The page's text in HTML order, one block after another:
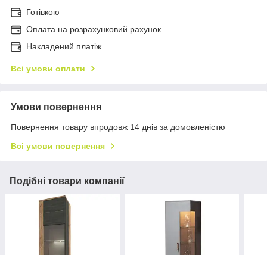
Готівкою
Оплата на розрахунковий рахунок
Накладений платіж
Всі умови оплати
Умови повернення
Повернення товару впродовж 14 днів за домовленістю
Всі умови повернення
Подібні товари компанії